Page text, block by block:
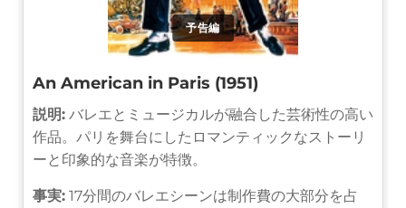
予告編
An American in Paris (1951)
説明: バレエとミュージカルが融合した芸術性の高い
作品。パリを舞台にしたロマンティックなストーリ
ーと印象的な音楽が特徴。
事実: 17分間のバレエシーンは制作費の大部分を占